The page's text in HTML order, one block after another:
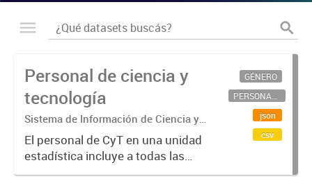
Personal de ciencia y
tecnología
Sistema de Información de Ciencia y
Tecnología Argentino (SICYTAR)
El personal de CyT en una unidad
estadística incluye a todas las
personas involucradas
GÉNERO
PERSONAL CIENTÍFICO-TECNOLÓGICO
json
csv